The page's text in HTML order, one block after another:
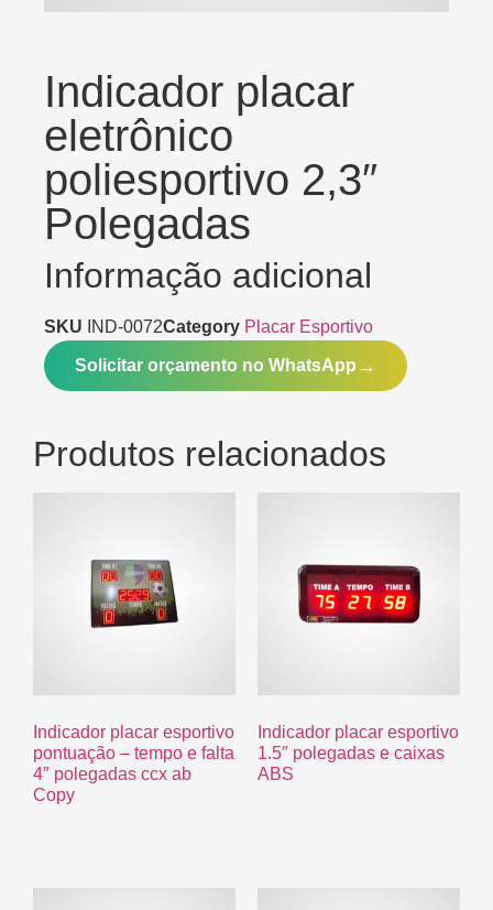
Indicador placar
eletrônico
poliesportivo 2,3″
Polegadas
Informação adicional
SKU IND-0072Category Placar Esportivo
Solicitar orçamento no WhatsApp
Produtos relacionados
Indicador placar esportivo
pontuação – tempo e falta
4″ polegadas ccx ab
Copy
Indicador placar esportivo
1.5″ polegadas e caixas
ABS